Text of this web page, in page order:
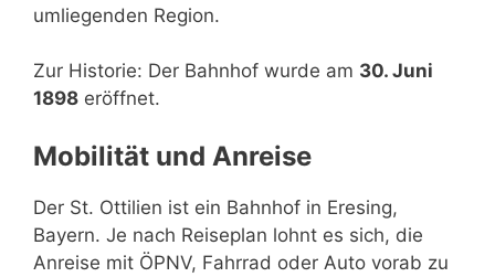
umliegenden Region.
Zur Historie: Der Bahnhof wurde am 30. Juni
1898 eröffnet.
Mobilität und Anreise
Der St. Ottilien ist ein Bahnhof in Eresing,
Bayern. Je nach Reiseplan lohnt es sich, die
Anreise mit ÖPNV, Fahrrad oder Auto vorab zu